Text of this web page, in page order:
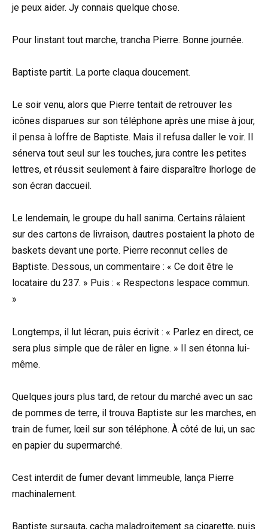
je peux aider. Jy connais quelque chose.
Pour linstant tout marche, trancha Pierre. Bonne journée.
Baptiste partit. La porte claqua doucement.
Le soir venu, alors que Pierre tentait de retrouver les
icônes disparues sur son téléphone après une mise à jour,
il pensa à loffre de Baptiste. Mais il refusa daller le voir. Il
sénerva tout seul sur les touches, jura contre les petites
lettres, et réussit seulement à faire disparaître lhorloge de
son écran daccueil.
Le lendemain, le groupe du hall sanima. Certains râlaient
sur des cartons de livraison, dautres postaient la photo de
baskets devant une porte. Pierre reconnut celles de
Baptiste. Dessous, un commentaire : « Ce doit être le
locataire du 237. » Puis : « Respectons lespace commun.
»
Longtemps, il lut lécran, puis écrivit : « Parlez en direct, ce
sera plus simple que de râler en ligne. » Il sen étonna lui-
même.
Quelques jours plus tard, de retour du marché avec un sac
de pommes de terre, il trouva Baptiste sur les marches, en
train de fumer, lœil sur son téléphone. À côté de lui, un sac
en papier du supermarché.
Cest interdit de fumer devant limmeuble, lança Pierre
machinalement.
Baptiste sursauta, cacha maladroitement sa cigarette, puis